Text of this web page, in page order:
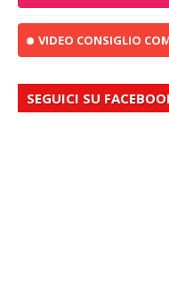
VIDEO CONSIGLIO
SEGUICI SU